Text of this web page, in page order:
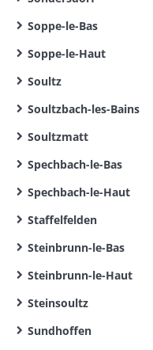
Soppe-le-Bas
Soppe-le-Haut
Soultz
Soultzbach-les-Bains
Soultzmatt
Spechbach-le-Bas
Spechbach-le-Haut
Staffelfelden
Steinbrunn-le-Bas
Steinbrunn-le-Haut
Steinsoultz
Sundhoffen